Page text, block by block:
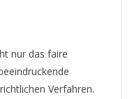
nur das faire
Verfahren.